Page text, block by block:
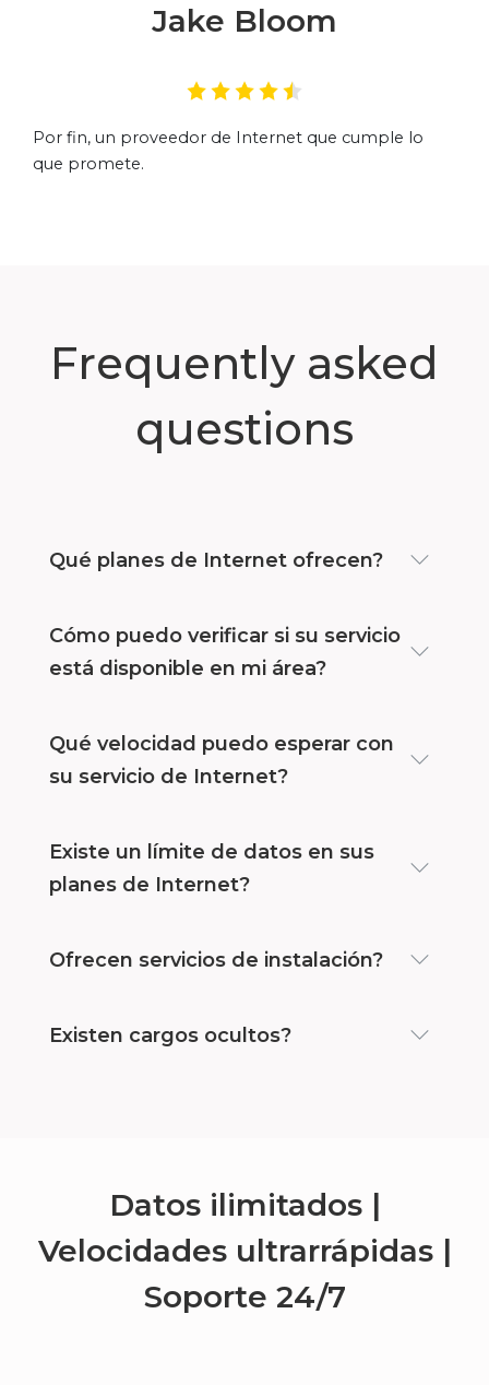
Jake Bloom
Por fin, un proveedor de Internet que cumple lo
que promete.
Frequently asked
questions
Qué planes de Internet ofrecen?
Cómo puedo verificar si su servicio
está disponible en mi área?
Qué velocidad puedo esperar con
su servicio de Internet?
Existe un límite de datos en sus
planes de Internet?
Ofrecen servicios de instalación?
Existen cargos ocultos?
Datos ilimitados |
Velocidades ultrarrápidas |
Soporte 24/7